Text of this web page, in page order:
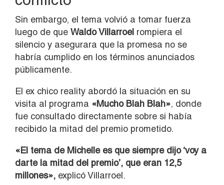
Sin embargo, el tema volvió a tomar fuerza
luego de que Waldo Villarroel rompiera el
silencio y asegurara que la promesa no se
habría cumplido en los términos anunciados
públicamente.
El ex chico reality abordó la situación en su
visita al programa «Mucho Blah Blah», donde
fue consultado directamente sobre si había
recibido la mitad del premio prometido.
«El tema de Michelle es que siempre dijo ‘voy a
darte la mitad del premio’, que eran 12,5
millones», explicó Villarroel.